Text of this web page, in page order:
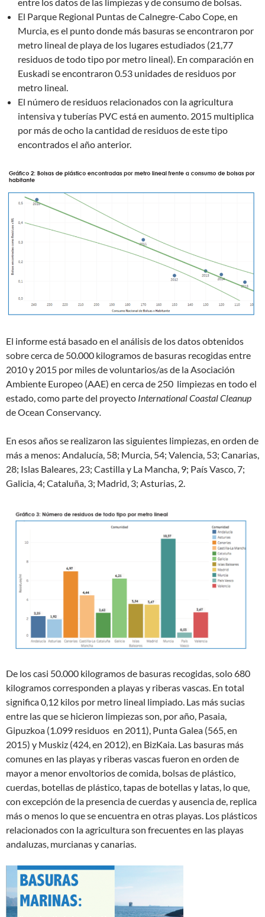
El Parque Regional Puntas de Calnegre-Cabo Cope, en
Murcia, es el punto donde más basuras se encontraron por
metro lineal de playa de los lugares estudiados (21,77
residuos de todo tipo por metro lineal). En comparación en
Euskadi se encontraron 0.53 unidades de residuos por
metro lineal.
El número de residuos relacionados con la agricultura
intensiva y tuberías PVC está en aumento. 2015 multiplica
por más de ocho la cantidad de residuos de este tipo
encontrados el año anterior.
El informe está basado en el análisis de los datos obtenidos
sobre cerca de 50.000 kilogramos de basuras recogidas entre
2010 y 2015 por miles de voluntarios/as de la Asociación
Ambiente Europeo (AAE) en cerca de 250 limpiezas en todo el
estado, como parte del proyecto International Coastal Cleanup
de Ocean Conservancy.
En esos años se realizaron las siguientes limpiezas, en orden de
más a menos: Andalucía, 58; Murcia, 54; Valen­cia, 53; Canarias,
28; Islas Baleares, 23; Castilla y La Mancha, 9; País Vasco, 7;
Galicia, 4; Cataluña, 3; Ma­drid, 3; Asturias, 2.
De los casi 50.000 kilogramos de basuras recogidas, solo 680
kilogramos corresponden a playas y riberas vascas. En total
significa 0,12 kilos por metro lineal limpiado. Las más sucias
entre las que se hicieron limpiezas son, por año, Pasaia,
Gipuzkoa (1.099 residuos en 2011), Punta Galea (565, en
2015) y Muskiz (424, en 2012), en BizKaia. Las basuras más
comunes en las playas y riberas vascas fueron en orden de
mayor a menor envoltorios de comida, bolsas de plástico,
cuerdas, botellas de plástico, tapas de botellas y latas, lo que,
con excepción de la presencia de cuerdas y ausencia de, replica
más o menos lo que se encuentra en otras playas. Los plásticos
relacionados con la agricultura son frecuentes en las playas
andaluzas, murcianas y canarias.